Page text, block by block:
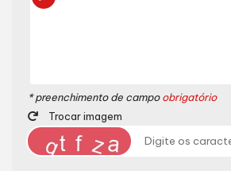
* preenchimento de campoobrigatório
Trocar imagem